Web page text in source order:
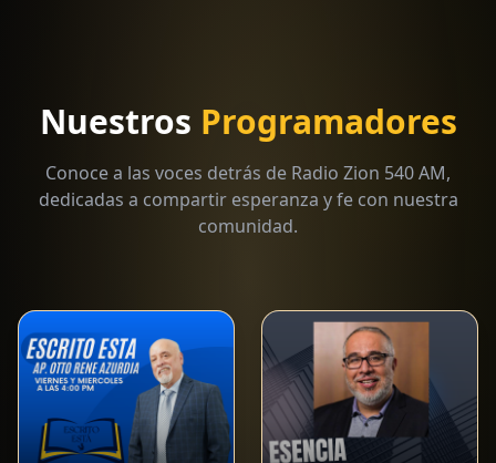
Nuestros Programadores
Conoce a las voces detrás de Radio Zion 540 AM,
dedicadas a compartir esperanza y fe con nuestra
comunidad.